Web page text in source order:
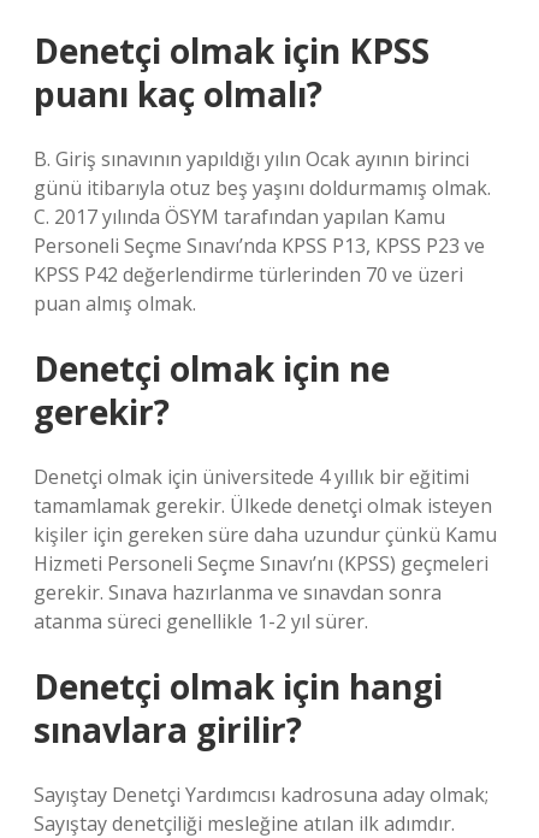
Denetçi olmak için KPSS
puanı kaç olmalı?
B. Giriş sınavının yapıldığı yılın Ocak ayının birinci
günü itibarıyla otuz beş yaşını doldurmamış olmak.
C. 2017 yılında ÖSYM tarafından yapılan Kamu
Personeli Seçme Sınavı’nda KPSS P13, KPSS P23 ve
KPSS P42 değerlendirme türlerinden 70 ve üzeri
puan almış olmak.
Denetçi olmak için ne
gerekir?
Denetçi olmak için üniversitede 4 yıllık bir eğitimi
tamamlamak gerekir. Ülkede denetçi olmak isteyen
kişiler için gereken süre daha uzundur çünkü Kamu
Hizmeti Personeli Seçme Sınavı’nı (KPSS) geçmeleri
gerekir. Sınava hazırlanma ve sınavdan sonra
atanma süreci genellikle 1-2 yıl sürer.
Denetçi olmak için hangi
sınavlara girilir?
Sayıştay Denetçi Yardımcısı kadrosuna aday olmak;
Sayıştay denetçiliği mesleğine atılan ilk adımdır.